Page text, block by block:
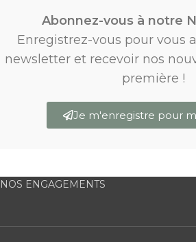
Abonnez-vous à notre
Enregistrez-vous pour vous
newsletter et recevoir nos
première !
Je m'enregistre pour
NOS ENGAGEMENTS